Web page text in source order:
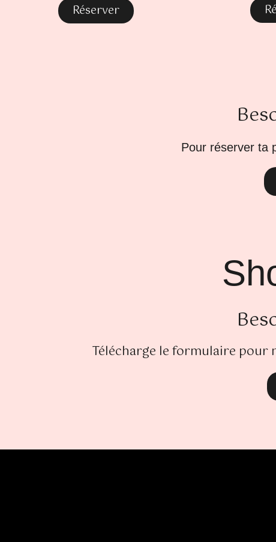
Réserver
Pour réserver ta
Télécharge le formulaire